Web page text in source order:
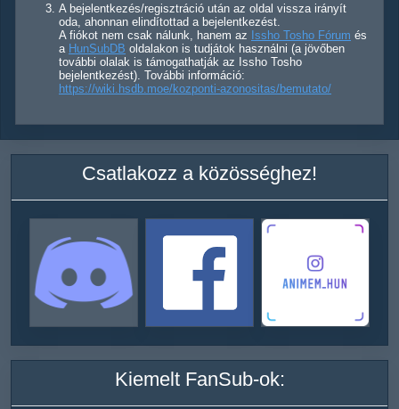
A bejelentkezés/regisztráció után az oldal vissza irányít
oda, ahonnan elindítottad a bejelentkezést.
A fiókot nem csak nálunk, hanem az Issho Tosho Fórum és
a HunSubDB oldalakon is tudjátok használni (a jövőben
további olalak is támogathatják az Issho Tosho
bejelentkezést). További információ:
https://wiki.hsdb.moe/kozponti-azonositas/bemutato/
Csatlakozz a közösséghez!
Kiemelt FanSub-ok: